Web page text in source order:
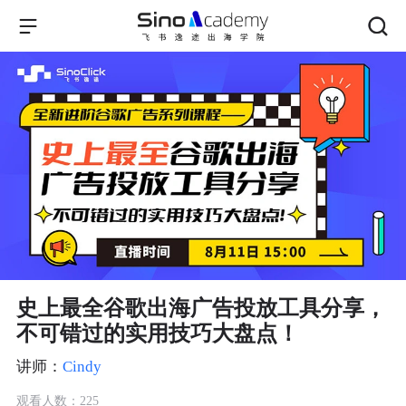
史上最全谷歌出海广告投放工具分享，
不可错过的实用技巧大盘点！
讲师： Cindy
观看人数：225